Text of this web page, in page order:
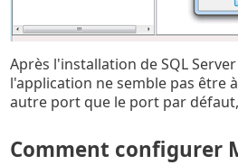
Après l'installation de SQL
l'application ne semble pas être
autre port que le port par
Comment configurer